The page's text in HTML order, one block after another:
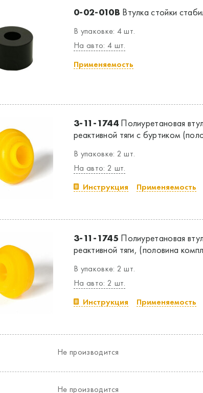
0-02-010B Втулка стойки
В упаковке: 4 шт.
На авто: 4 шт.
Применяемость
3-11-1744Полиуретановая
реактивной тяги с буртиком
В упаковке: 2 шт.
На авто: 2 шт.
Инструкция
Применяемость
3-11-1745 Полиуретановая
реактивной тяги, (половина
В упаковке: 2 шт.
На авто: 2 шт.
Инструкция
Применяемость
Не производится
Не производится